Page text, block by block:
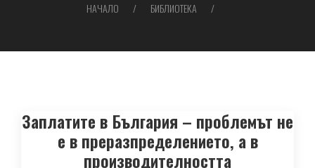
НАЧАЛО БИБЛИОТЕКА
Заплатите в България – проблемът не
е в преразпределението, а в
производителността